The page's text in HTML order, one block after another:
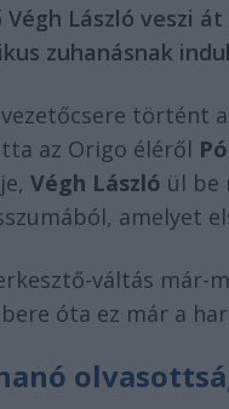
Végh László veszi
zuhanásnak
történt
az Origo éléről
Végh László ül be
amelyet
váltás már-
óta ez már a